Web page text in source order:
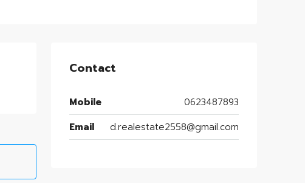
Contact
Mobile
0623487893
Email
d.realestate2558@gmail.com